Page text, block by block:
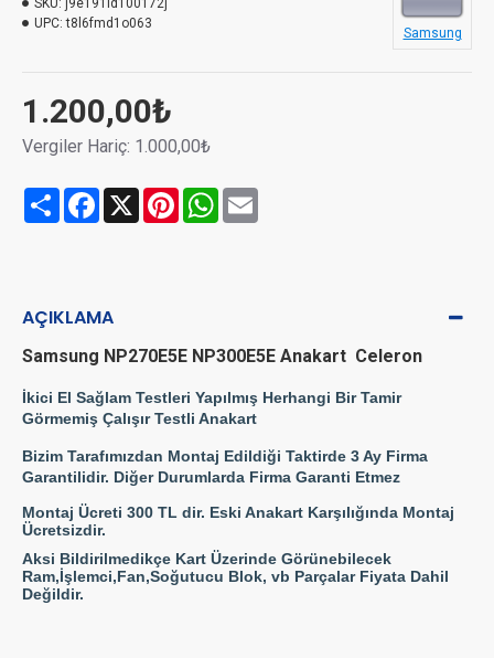
1.200,00₺
Vergiler Hariç: 1.000,00₺
SKU: j9e191ld100172j
UPC: t8l6fmd1o063
Samsung
Share Facebook
X PinterestWhatsApp
AÇIKLAMA
Samsung NP270E5E NP300E5E Anakart Celeron
İkici El Sağlam Testleri Yapılmış Herhangi Bir Tamir
Görmemiş Çalışır Testli Anakart
Bizim Tarafımızdan Montaj Edildiği Taktirde 3 Ay Firma
Garantilidir. Diğer Durumlarda Firma Garanti Etmez
Montaj Ücreti 300 TL dir. Eski Anakart Karşılığında Montaj
Ücretsizdir.
Aksi Bildirilmedikçe Kart Üzerinde Görünebilecek
Ram,İşlemci,Fan,Soğutucu Blok, vb Parçalar Fiyata Dahil
Değildir.